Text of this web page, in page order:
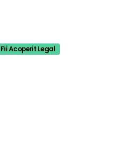
Fii Acoperit Legal